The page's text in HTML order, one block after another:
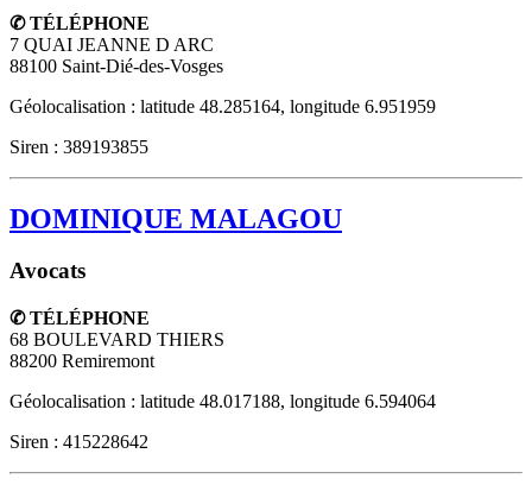
✆ TÉLÉPHONE
7 QUAI JEANNE D ARC
88100 Saint-Dié-des-Vosges
Géolocalisation : latitude 48.285164, longitude 6.951959
Siren : 389193855
DOMINIQUE MALAGOU
Avocats
✆ TÉLÉPHONE
68 BOULEVARD THIERS
88200 Remiremont
Géolocalisation : latitude 48.017188, longitude 6.594064
Siren : 415228642